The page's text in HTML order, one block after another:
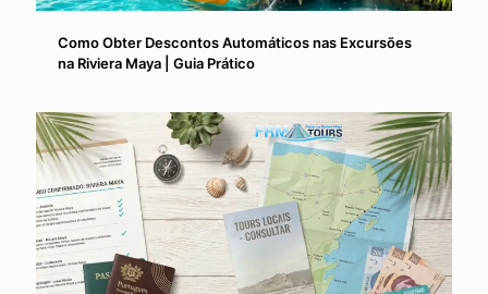
Como Obter Descontos Automáticos nas Excursões
na Riviera Maya | Guia Prático